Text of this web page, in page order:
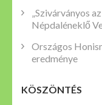
„Szivárványos
Népdaléneklő
Országos
eredménye
KÖSZÖNTÉS